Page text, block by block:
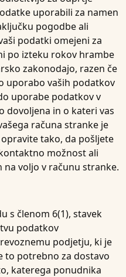
uporabili za namen
pogodbe ali
podatki omejeni za
po izteku rokov hrambe
zakonodajo, razen če
uporabo vaših podatkov
uporabe podatkov v
dovoljena in o kateri vas
računa stranke je
tako, da pošljete
možnost ali
na voljo v računu stranke.
s členom 6(1), stavek
podatkov
podjetju, ki je
to potrebno za dostavo
katerega ponudnika